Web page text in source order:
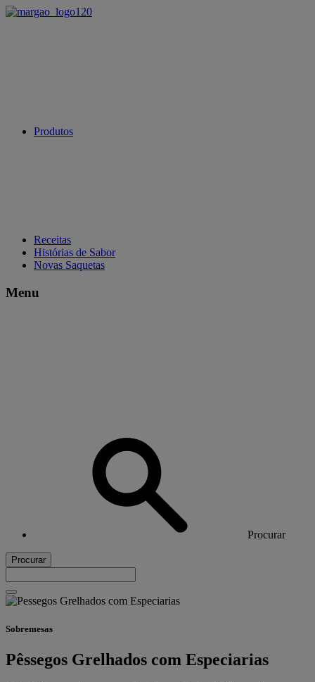
Produtos
Receitas
Histórias de Sabor
Novas Saquetas
Menu
Procurar
Procurar
Sobremesas
Pêssegos Grelhados com Especiarias